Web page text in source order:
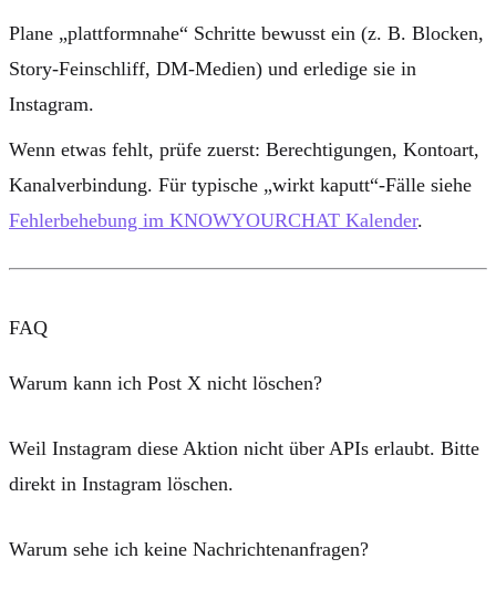
Plane „plattformnahe“ Schritte bewusst ein (z. B. Blocken,
Story-Feinschliff, DM-Medien) und erledige sie in
Instagram.
Wenn etwas fehlt, prüfe zuerst: Berechtigungen, Kontoart,
Kanalverbindung. Für typische „wirkt kaputt“-Fälle siehe
Fehlerbehebung im KNOWYOURCHAT Kalender.
FAQ
Warum kann ich Post X nicht löschen?
Weil Instagram diese Aktion nicht über APIs erlaubt. Bitte
direkt in Instagram löschen.
Warum sehe ich keine Nachrichtenanfragen?